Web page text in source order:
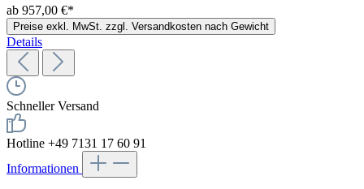
ab 957,00 €*
Preise exkl. MwSt. zzgl. Versandkosten nach Gewicht
Details
Schneller Versand
Hotline +49 7131 17 60 91
Informationen